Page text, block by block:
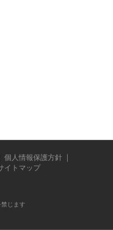
個人情報保護方針
イトマップ
じます